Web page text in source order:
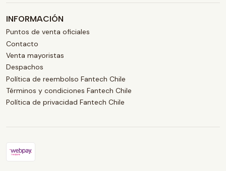
INFORMACIÓN
Puntos de venta oficiales
Contacto
Venta mayoristas
Despachos
Política de reembolso Fantech Chile
Términos y condiciones Fantech Chile
Política de privacidad Fantech Chile